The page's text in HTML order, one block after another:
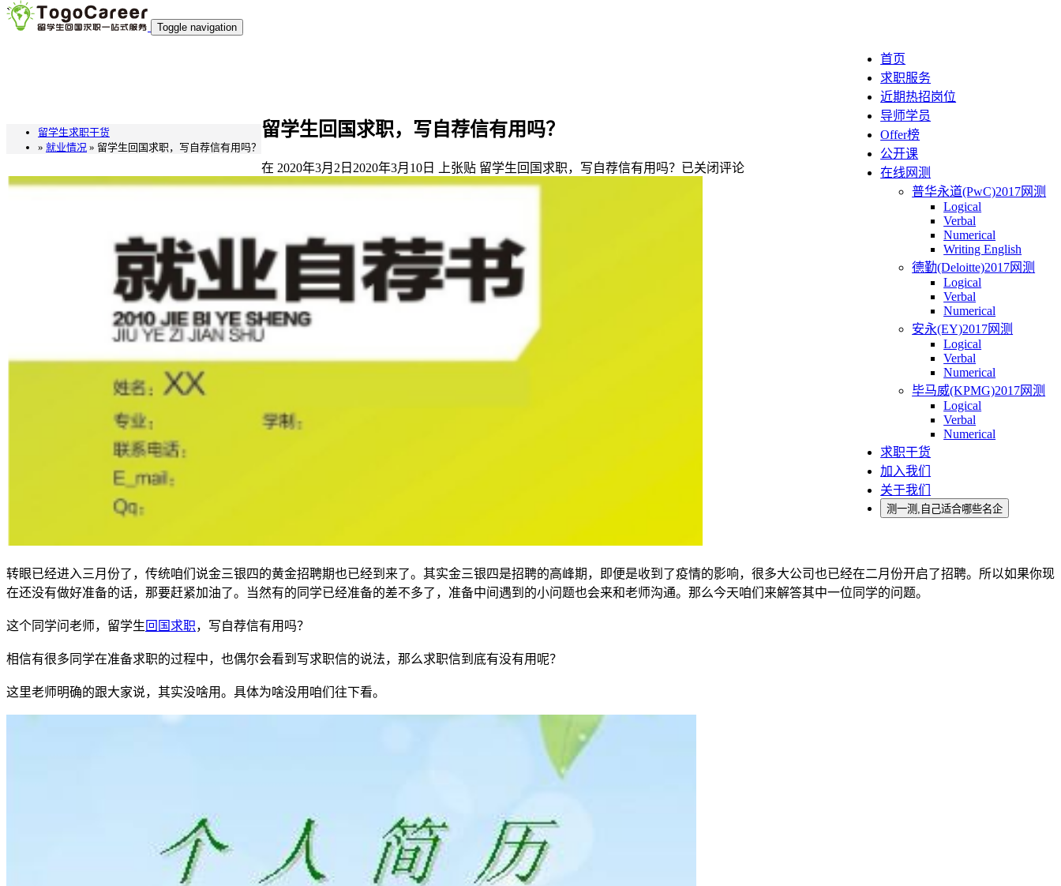
`
Toggle navigation
首页
求职服务
近期热招岗位
导师学员
Offer榜
公开课
在线网测
普华永道(PwC)2017网测
Logical
Verbal
Numerical
Writing English
德勤(Deloitte)2017网测
Logical
Verbal
Numerical
安永(EY)2017网测
Logical
Verbal
Numerical
毕马威(KPMG)2017网测
Logical
Verbal
Numerical
求职干货
加入我们
关于我们
测一测,自己适合哪些名企
留学生求职干货
» 就业情况 » 留学生回国求职，写自荐信有用吗？
留学生回国求职，写自荐信有用吗？
在 2020年3月2日 2020年3月10日 上张贴 留学生回国求职，写自荐信有用吗？ 已关闭评论
转眼已经进入三月份了，传统咱们说金三银四的黄金招聘期也已经到来了。其实金三银四是招聘的高峰期，即便是收到了疫情的影响，很多大公司也已经在二月份开启了招聘。所以如果你现
在还没有做好准备的话，那要赶紧加油了。当然有的同学已经准备的差不多了，准备中间遇到的小问题也会来和老师沟通。那么今天咱们来解答其中一位同学的问题。
这个同学问老师，留学生回国求职，写自荐信有用吗？
相信有很多同学在准备求职的过程中，也偶尔会看到写求职信的说法，那么求职信到底有没有用呢？
这里老师明确的跟大家说，其实没啥用。具体为啥没用咱们往下看。